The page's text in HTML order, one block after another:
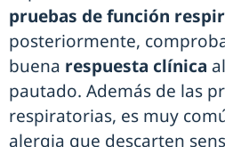
pruebas de función
posteriormente,
buena respuesta clínica
pautado. Además de las
respiratorias, es muy
alergia que descarten